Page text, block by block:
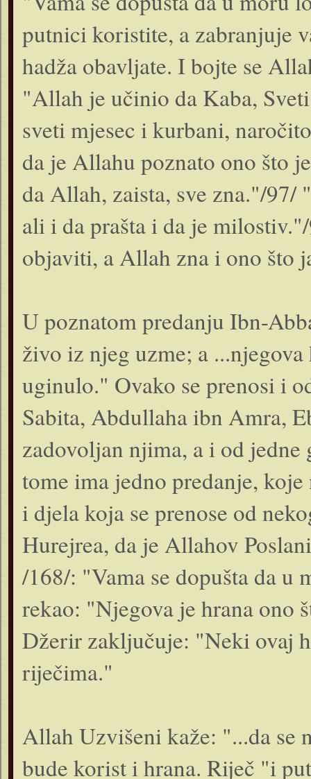
putnici koristite, a zabranjuje
hadža obavljate. I bojte se
"Allah je učinio da Kaba,
sveti mjesec i kurbani,
da je Allahu poznato ono što
da Allah, zaista, sve zna."/97/
ali i da prašta i da je
objaviti, a Allah zna i ono što
U poznatom predanju Ibn-
živo iz njeg uzme; a
uginulo." Ovako se prenosi i
Sabita, Abdullaha ibn Amra,
zadovoljan njima, a i od
tome ima jedno predanje,
i djela koja se prenose od
Hurejrea, da je Allahov
/168/: "Vama se dopušta da
rekao: "Njegova je hrana ono
Džerir zaključuje: "Neki ovaj
riječima."
Allah Uzvišeni kaže: "...da
bude korist i hrana. Riječ "i